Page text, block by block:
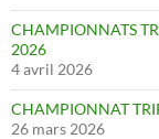
CHAMPIONNATS
2026
4 avril 2026
CHAMPIONNAT
26 mars 2026